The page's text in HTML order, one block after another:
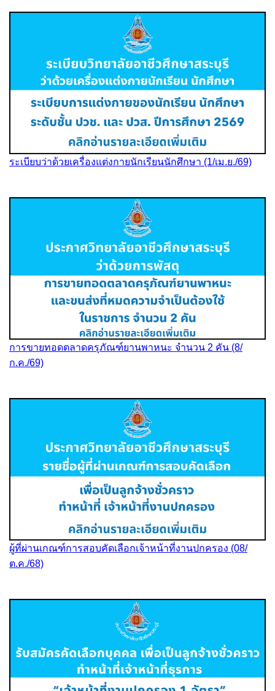
ระเบียบว่าด้วยเครื่องแต่งกายนักเรียนนักศึกษา (1/เม.ย./69)
การขายทอดตลาดครุภัณฑ์ยานพาหนะ จำนวน 2 คัน (8/
ก.ค./69)
ผู้ที่ผ่านเกณฑ์การสอบคัดเลือกเจ้าหน้าที่งานปกครอง (08/
ต.ค./68)